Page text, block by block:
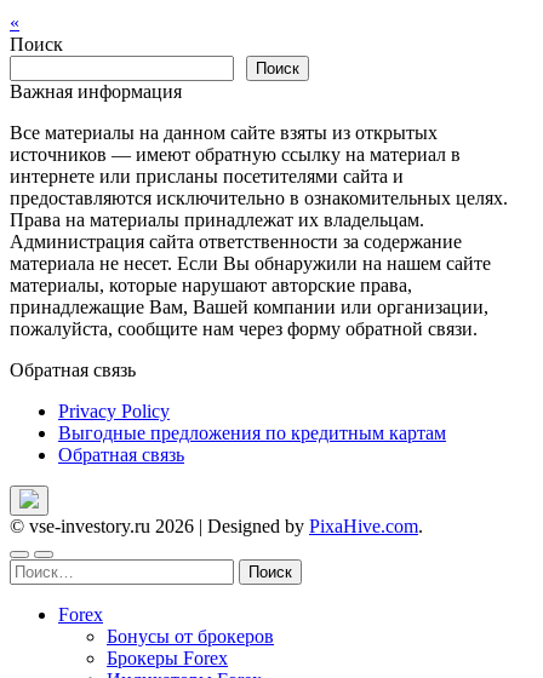
«
Поиск
Поиск
Важная информация
Все материалы на данном сайте взяты из открытых
источников — имеют обратную ссылку на материал в
интернете или присланы посетителями сайта и
предоставляются исключительно в ознакомительных целях.
Права на материалы принадлежат их владельцам.
Администрация сайта ответственности за содержание
материала не несет. Если Вы обнаружили на нашем сайте
материалы, которые нарушают авторские права,
принадлежащие Вам, Вашей компании или организации,
пожалуйста, сообщите нам через форму обратной связи.
Обратная связь
Privacy Policy
Выгодные предложения по кредитным картам
Обратная связь
© vse-investory.ru 2026 | Designed by PixaHive.com.
Найти:
Forex
Бонусы от брокеров
Брокеры Forex